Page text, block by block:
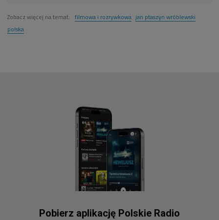
Zobacz więcej na temat: filmowa i rozrywkowa jan ptaszyn wróblewski
polska
Pobierz aplikację Polskie Radio